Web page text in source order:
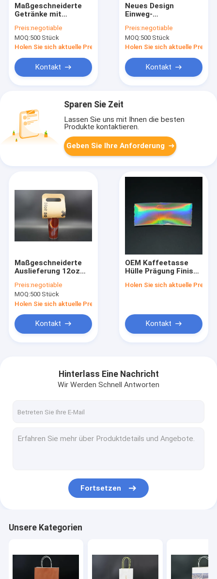
Haus
Über uns
Maßgeschneiderte
Getränke mit
Tochenträger
Preis:negotiable
MOQ:500 Stück
Holen Sie sich aktuelle Preis
Kontakt
Neues Design
Einweg-
Tassenhalter mit
Karton-
Papiertaschenhalter
Druck
Preis:negotiable
MOQ:500 Stück
Holen Sie sich aktuelle Preis
Kontakt
Sparen Sie Zeit
Lassen Sie uns mit Ihnen die besten
Produkte kontaktieren.
Geben Sie Ihre Anforderung
Maßgeschneiderte
Auslieferung 12oz
Warmgetränke
Kaffeepapier Tasse
Tray Tray Tray Tray
Tray Tray Tray Tray
Tray Tray Tray Tray
Tray Tray
Preis:negotiable
MOQ:500 Stück
Holen Sie sich aktuelle Preis
Kontakt
OEM Kaffeetasse
Hülle Prägung Finish
Kaffeehülle
Holen Sie sich aktuelle Preis
Kontakt
Hinterlass Eine Nachricht
Wir Werden Schnell Antworten
Fortsetzen
Unsere Kategorien